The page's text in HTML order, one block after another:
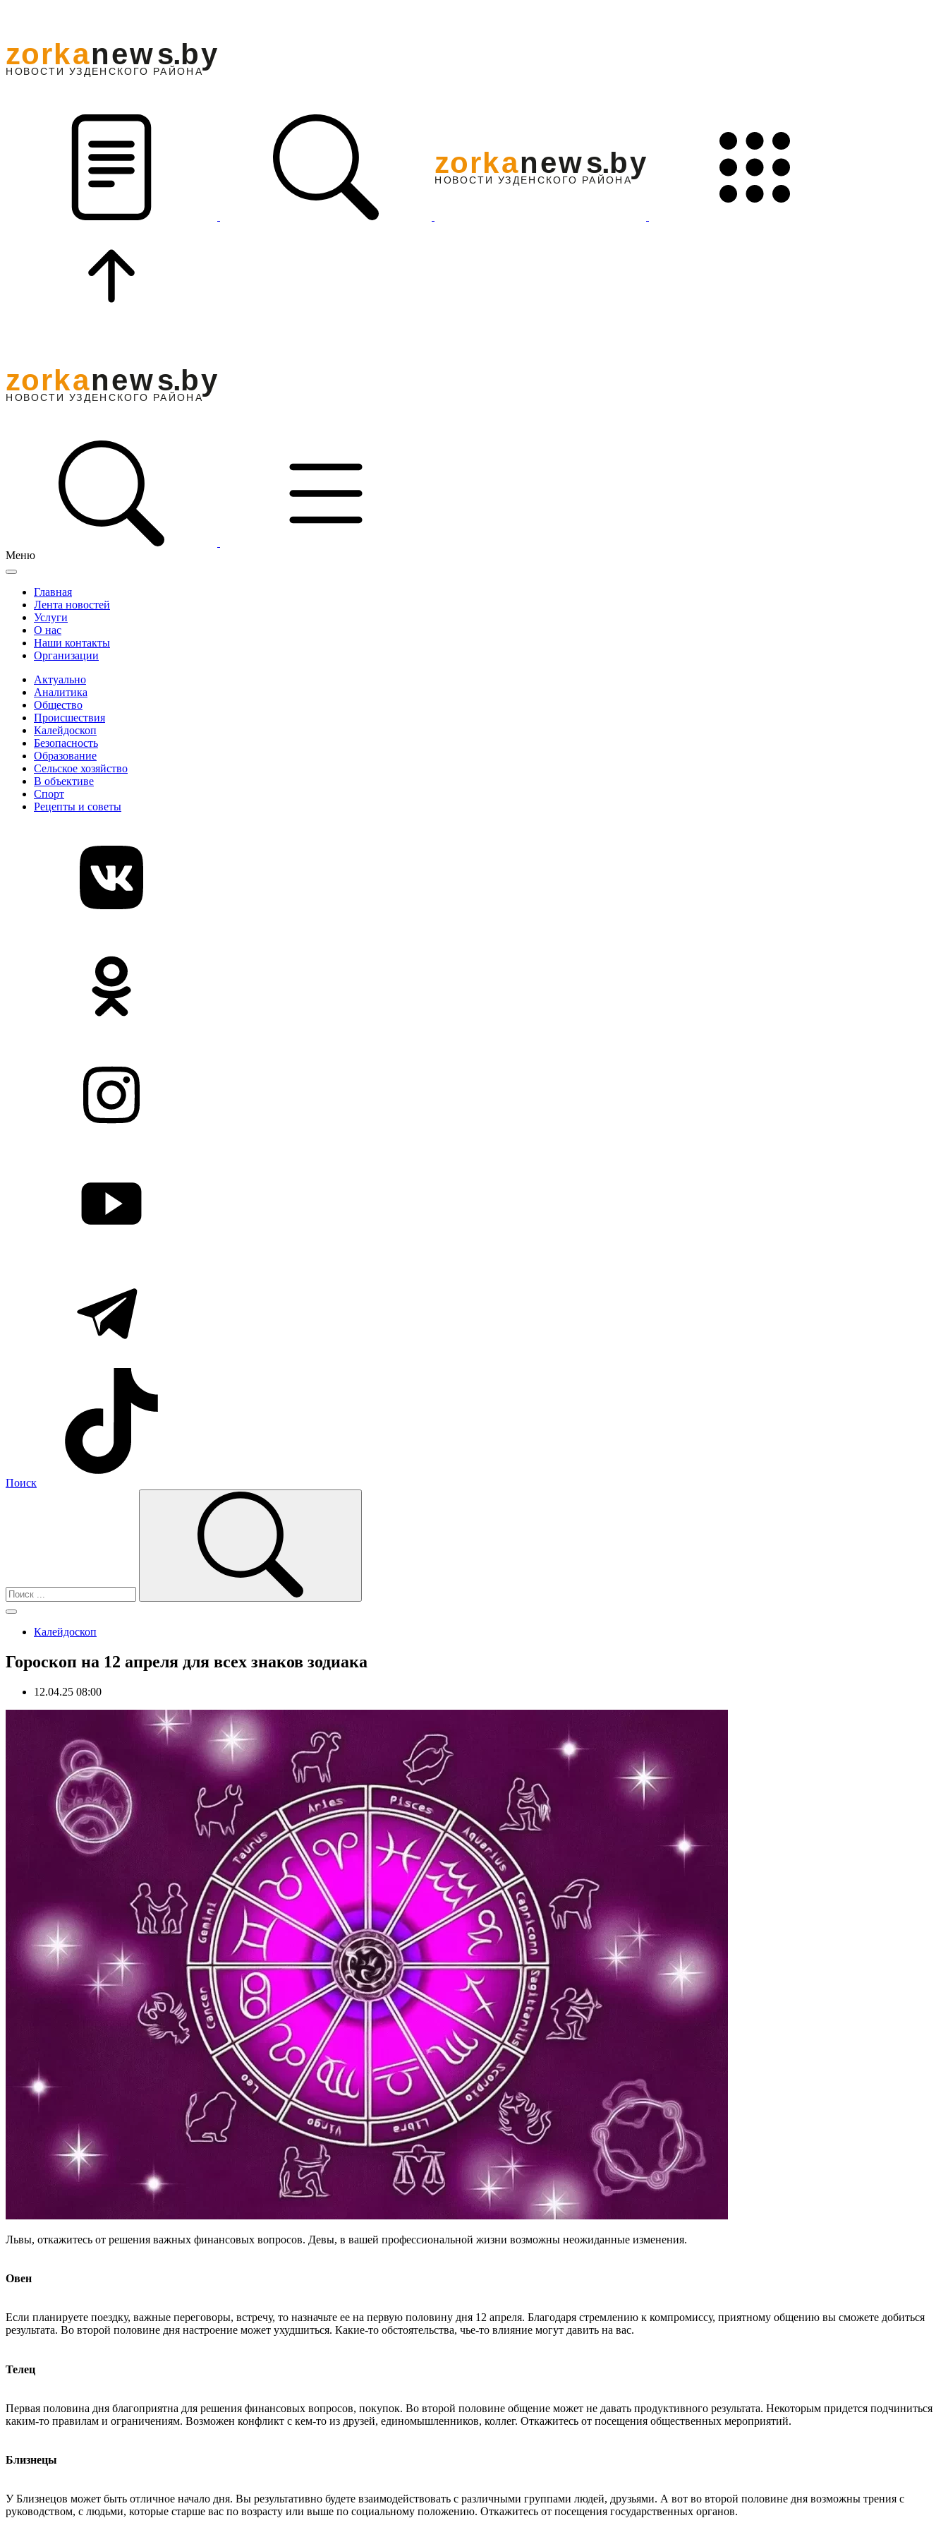
НО ВОСТИ УЗДЕНС КО ГО РАЙОНА
zorkanews.by
Меню
Главная
Лента новостей
Услуги
О нас
Наши контакты
Организации
Актуально
Аналитика
Общество
Происшествия
Калейдоскоп
Безопасность
Образование
Сельское хозяйство
В объективе
Спорт
Рецепты и советы
Поиск
Калейдоскоп
Гороскоп на 12 апреля для всех знаков зодиака
12.04.25 08:00
Львы, откажитесь от решения важных финансовых вопросов. Девы, в вашей профессиональной жизни возможны неожиданные изменения.
Овен
Если планируете поездку, важные переговоры, встречу, то назначьте ее на первую половину дня 12 апреля. Благодаря стремлению к компромиссу, приятному общению вы сможете добиться
результата. Во второй половине дня настроение может ухудшиться. Какие-то обстоятельства, чье-то влияние могут давить на вас.
Телец
Первая половина дня благоприятна для решения финансовых вопросов, покупок. Во второй половине общение может не давать продуктивного результата. Некоторым придется подчиниться
каким-то правилам и ограничениям. Возможен конфликт с кем-то из друзей, единомышленников, коллег. Откажитесь от посещения общественных мероприятий.
Близнецы
У Близнецов может быть отличное начало дня. Вы результативно будете взаимодействовать с различными группами людей, друзьями. А вот во второй половине дня возможны трения с
руководством, с людьми, которые старше вас по возрасту или выше по социальному положению. Откажитесь от посещения государственных органов.